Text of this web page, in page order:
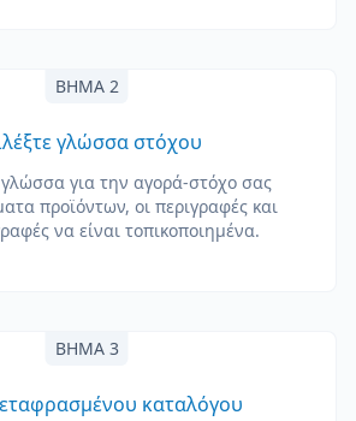
ΒΉΜΑ 2
γλώσσα στόχου
γλώσσα για την αγορά-στόχο σας
προϊόντων, οι περιγραφές και
να είναι τοπικοποιημένα.
ΒΉΜΑ 3
καταλόγου